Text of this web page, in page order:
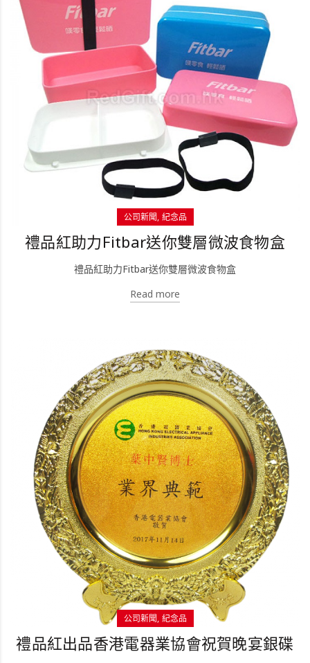
公司新聞 紀念品
禮品紅助力Fitbar送你雙層微波食物盒
禮品紅助力Fitbar送你雙層微波食物盒
Read more
公司新聞 紀念品
禮品紅出品香港電器業協會祝賀晚宴銀碟